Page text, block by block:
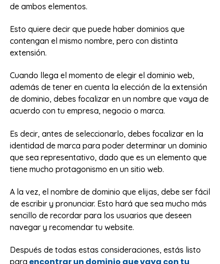
de ambos elementos.
Esto quiere decir que puede haber dominios que
contengan el mismo nombre, pero con distinta
extensión.
Cuando llega el momento de elegir el dominio web,
además de tener en cuenta la elección de la extensión
de dominio, debes focalizar en un nombre que vaya de
acuerdo con tu empresa, negocio o marca.
Es decir, antes de seleccionarlo, debes focalizar en la
identidad de marca para poder determinar un dominio
que sea representativo, dado que es un elemento que
tiene mucho protagonismo en un sitio web.
A la vez, el nombre de dominio que elijas, debe ser fácil
de escribir y pronunciar. Esto hará que sea mucho más
sencillo de recordar para los usuarios que deseen
navegar y recomendar tu website.
Después de todas estas consideraciones, estás listo
para